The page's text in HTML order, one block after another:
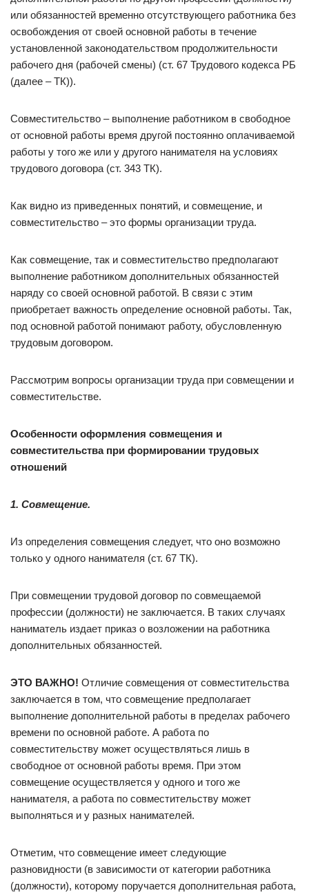
или обязанностей временно отсутствующего работника без
освобождения от своей основной работы в течение
установленной законодательством продолжительности
рабочего дня (рабочей смены) (ст. 67 Трудового кодекса РБ
(далее – ТК)).
Совместительство – выполнение работником в свободное
от основной работы время другой постоянно оплачиваемой
работы у того же или у другого нанимателя на условиях
трудового договора (ст. 343 ТК).
Как видно из приведенных понятий, и совмещение, и
совместительство – это формы организации труда.
Как совмещение, так и совместительство предполагают
выполнение работником дополнительных обязанностей
наряду со своей основной работой. В связи с этим
приобретает важность определение основной работы. Так,
под основной работой понимают работу, обусловленную
трудовым договором.
Рассмотрим вопросы организации труда при совмещении и
совместительстве.
Особенности оформления совмещения и
совместительства при формировании трудовых
отношений
1. Совмещение.
Из определения совмещения следует, что оно возможно
только у одного нанимателя (ст. 67 ТК).
При совмещении трудовой договор по совмещаемой
профессии (должности) не заключается. В таких случаях
наниматель издает приказ о возложении на работника
дополнительных обязанностей.
ЭТО ВАЖНО! Отличие совмещения от совместительства
заключается в том, что совмещение предполагает
выполнение дополнительной работы в пределах рабочего
времени по основной работе. А работа по
совместительству может осуществляться лишь в
свободное от основной работы время. При этом
совмещение осуществляется у одного и того же
нанимателя, а работа по совместительству может
выполняться и у разных нанимателей.
Отметим, что совмещение имеет следующие
разновидности (в зависимости от категории работника
(должности), которому поручается дополнительная работа,